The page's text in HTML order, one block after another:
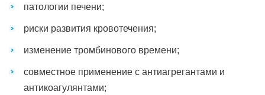
патологии печени;
риски развития кровотечения;
изменение тромбинового времени;
совместное применение с антиагрегантами и
антикоагулянтами;